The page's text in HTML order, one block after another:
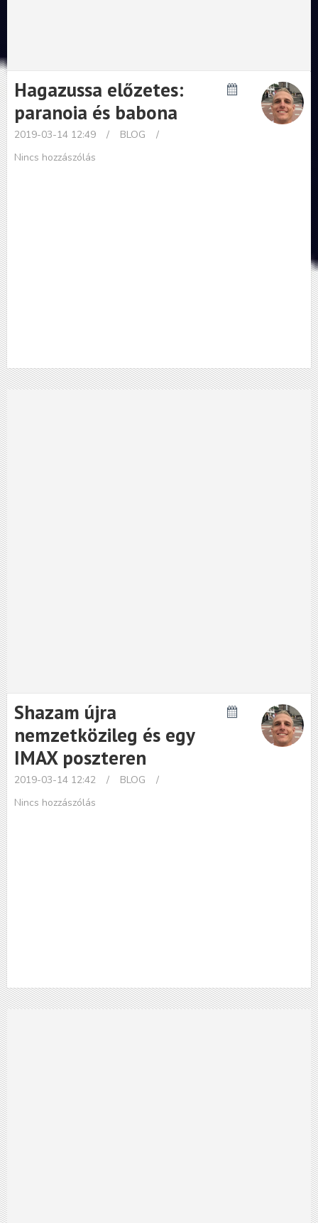
Hagazussa előzetes:
paranoia és babona
2019-03-14 12:49 / BLOG
/
Nincs hozzászólás
Shazam újra
nemzetközileg és egy
IMAX poszteren
2019-03-14 12:42 / BLOG
/
Nincs hozzászólás